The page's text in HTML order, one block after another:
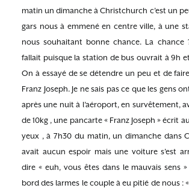
matin un dimanche à Christchurch c’est un
gars nous à emmené en centre ville, à une
nous souhaitant bonne chance. La chance
fallait puisque la station de bus ouvrait à 9h
On à essayé de se détendre un peu et de
Franz Joseph. Je ne sais pas ce que les gens
après une nuit à l’aéroport, en survêtement,
de 10kg , une pancarte « Franz Joseph » écrit
yeux , à 7h30 du matin, un dimanche dans
avait aucun espoir mais une voiture s’est
dire « euh, vous êtes dans le mauvais sens
bord des larmes le couple à eu pitié de nous :